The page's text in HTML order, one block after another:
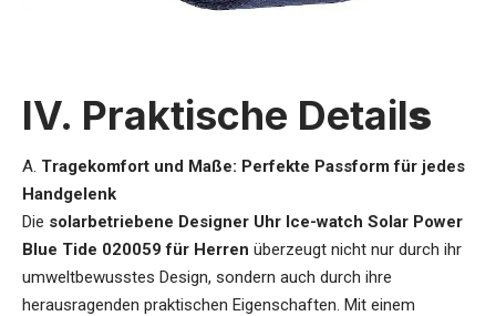
IV. Praktische Details
A. Tragekomfort und Maße: Perfekte Passform für jedes
Handgelenk
Die solarbetriebene Designer Uhr Ice-watch Solar Power
Blue Tide 020059 für Herren überzeugt nicht nur durch ihr
umweltbewusstes Design, sondern auch durch ihre
herausragenden praktischen Eigenschaften. Mit einem